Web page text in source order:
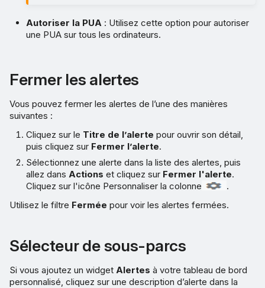
Autoriser la PUA : Utilisez cette option pour autoriser
une PUA sur tous les ordinateurs.
Fermer les alertes
Vous pouvez fermer les alertes de l’une des manières
suivantes :
Cliquez sur le Titre de l’alerte pour ouvrir son détail,
puis cliquez sur Fermer l’alerte.
Sélectionnez une alerte dans la liste des alertes, puis
allez dansActions et cliquez sur Fermer l'alerte.
Cliquez sur l'icône Personnaliser la colonne
.
Utilisez le filtre Fermée pour voir les alertes fermées.
Sélecteur de sous-parcs
Si vous ajoutez un widget Alertes à votre tableau de bord
personnalisé, cliquez sur une description d’alerte dans la